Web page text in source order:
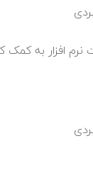
افزار به کمک